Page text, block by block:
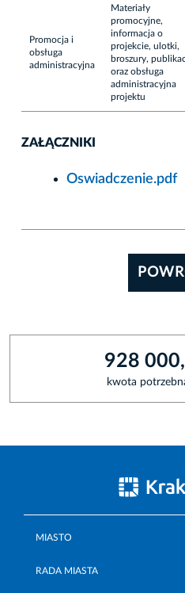
Promocja i
obsługa
administracyjna
Materiały
promocyjne,
informacja o
projekcie, ulotki,
broszury,
oraz obsługa
administracyjna
projektu
ZAŁĄCZNIKI
Oswiadczenie.pdf
928
kwota
MIASTO
RADA MIASTA